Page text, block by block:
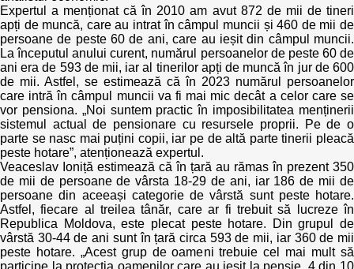
Expertul a menționat că în 2010 am avut 872 de mii de tineri
apți de muncă, care au intrat în câmpul muncii și 460 de mii de
persoane de peste 60 de ani, care au ieșit din câmpul muncii.
La începutul anului curent, numărul persoanelor de peste 60 de
ani era de 593 de mii, iar al tinerilor apți de muncă în jur de 600
de mii. Astfel, se estimează că în 2023 numărul persoanelor
care intră în câmpul muncii va fi mai mic decât a celor care se
vor pensiona. „Noi suntem practic în imposibilitatea menținerii
sistemul actual de pensionare cu resursele proprii. Pe de o
parte se nasc mai puțini copii, iar pe de altă parte tinerii pleacă
peste hotare”, atenționează expertul.
Veaceslav Ioniță estimează că în țară au rămas în prezent 350
de mii de persoane de vârsta 18-29 de ani, iar 186 de mii de
persoane din aceeași categorie de vârstă sunt peste hotare.
Astfel, fiecare al treilea tânăr, care ar fi trebuit să lucreze în
Republica Moldova, este plecat peste hotare. Din grupul de
vârstă 30-44 de ani sunt în țară circa 593 de mii, iar 360 de mii
peste hotare. „Acest grup de oameni trebuie cel mai mult să
participe la protecția oamenilor care au ieșit la pensie. 4 din 10